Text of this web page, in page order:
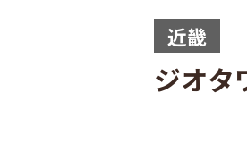
近畿
ジオタ